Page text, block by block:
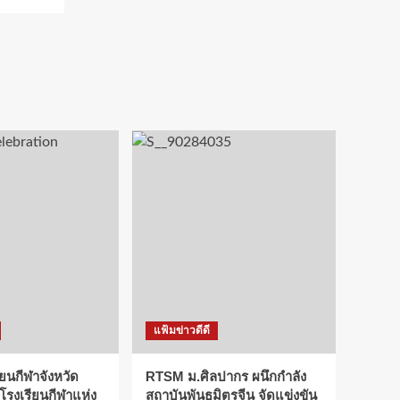
ยนกีฬาจังหวัด
งเรียนกีฬาแห่ง
แฟ้มข่าวดีดี
RTSM ม.ศิลปากร ผนึกกำลัง
สถาบันพันธมิตรจีน จัดแข่งขัน